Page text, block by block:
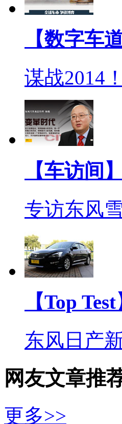
【数字车道
谋战2014
【车访间】
专访东风
【Top Test
东风日产
网友文章推
更多>>